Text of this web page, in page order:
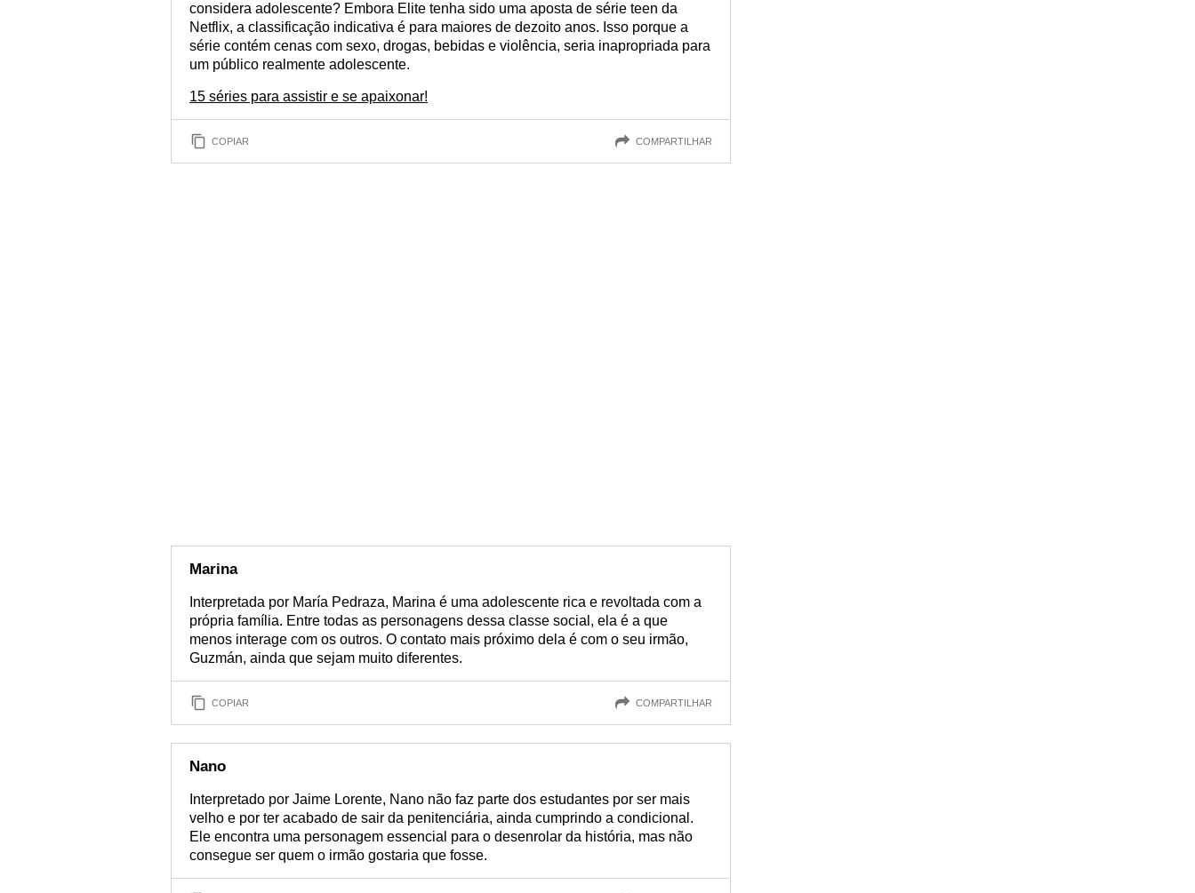
considera adolescente? Embora Elite tenha sido uma aposta de série teen da
Netflix, a classificação indicativa é para maiores de dezoito anos. Isso porque a
série contém cenas com sexo, drogas, bebidas e violência, seria inapropriada para
um público realmente adolescente.
15 séries para assistir e se apaixonar!
COPIAR COMPARTILHAR
Marina
Interpretada por María Pedraza, Marina é uma adolescente rica e revoltada com a
própria família. Entre todas as personagens dessa classe social, ela é a que
menos interage com os outros. O contato mais próximo dela é com o seu irmão,
Guzmán, ainda que sejam muito diferentes.
COPIAR COMPARTILHAR
Nano
Interpretado por Jaime Lorente, Nano não faz parte dos estudantes por ser mais
velho e por ter acabado de sair da penitenciária, ainda cumprindo a condicional.
Ele encontra uma personagem essencial para o desenrolar da história, mas não
consegue ser quem o irmão gostaria que fosse.